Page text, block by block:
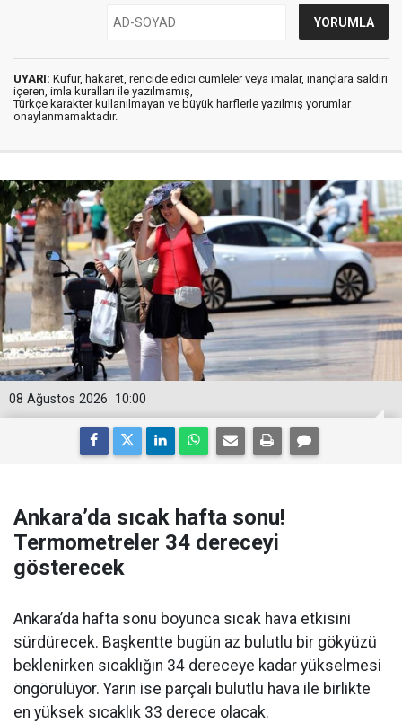
UYARI: Küfür, hakaret, rencide edici cümleler veya imalar, inançlara saldırı
içeren, imla kuralları ile yazılmamış,
Türkçe karakter kullanılmayan ve büyük harflerle yazılmış yorumlar
onaylanmamaktadır.
10:00
08 Ağustos 2026
Ankara’da sıcak hafta sonu!
Termometreler 34 dereceyi
gösterecek
Ankara’da hafta sonu boyunca sıcak hava etkisini
sürdürecek. Başkentte bugün az bulutlu bir gökyüzü
beklenirken sıcaklığın 34 dereceye kadar yükselmesi
öngörülüyor. Yarın ise parçalı bulutlu hava ile birlikte
en yüksek sıcaklık 33 derece olacak.